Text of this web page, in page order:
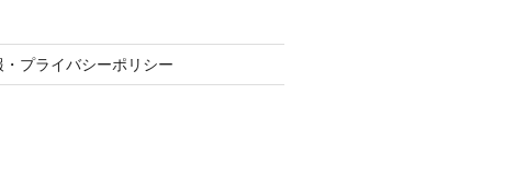
プライバシーポリシー